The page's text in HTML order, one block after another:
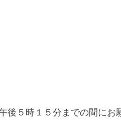
５時１５分までの間にお